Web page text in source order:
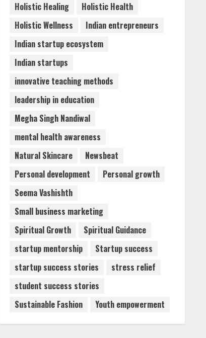
Holistic Healing
Holistic Health
Holistic Wellness
Indian entrepreneurs
Indian startup ecosystem
Indian startups
innovative teaching methods
leadership in education
Megha Singh Nandiwal
mental health awareness
Natural Skincare
Newsbeat
Personal development
Personal growth
Seema Vashishth
Small business marketing
Spiritual Growth
Spiritual Guidance
startup mentorship
Startup success
startup success stories
stress relief
student success stories
Sustainable Fashion
Youth empowerment